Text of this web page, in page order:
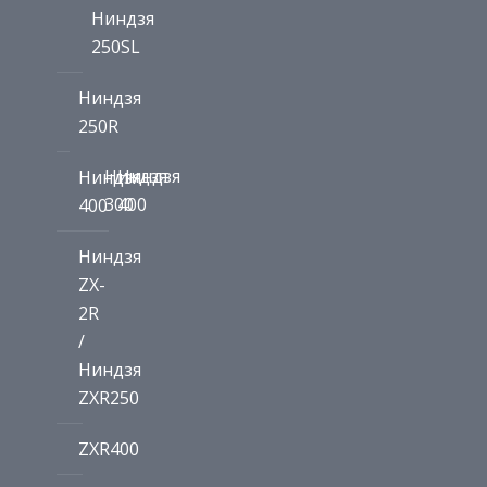
Ниндзя
250SL
Ниндзя
250R
Ниндзя
400
Ниндзя
300
Ниндзя
400
Ниндзя
ZX-
2R
/
Ниндзя
ZXR250
ZXR400